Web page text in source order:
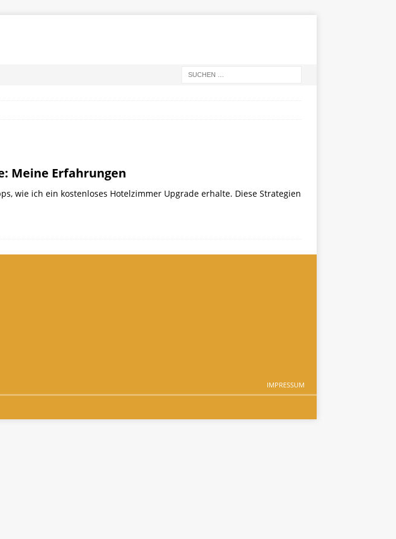
Meine Erfahrungen
wie ich ein kostenloses Hotelzimmer Upgrade erhalte. Diese Strategien
IMPRESSUM